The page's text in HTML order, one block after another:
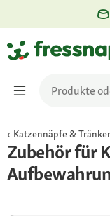
Katzennäpfe &
Zubehör für